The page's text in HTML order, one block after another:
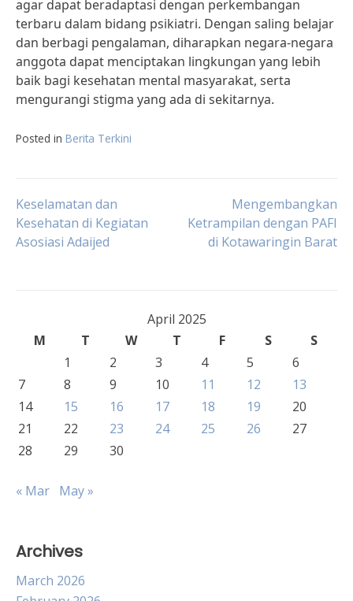
agar dapat beradaptasi dengan perkembangan
terbaru dalam bidang psikiatri. Dengan saling belajar
dan berbagi pengalaman, diharapkan negara-negara
anggota dapat menciptakan lingkungan yang lebih
baik bagi kesehatan mental masyarakat, serta
mengurangi stigma yang ada di sekitarnya.
Posted in Berita Terkini
Post
navigation
Keselamatan dan
Kesehatan di Kegiatan
Asosiasi Adaijed
Mengembangkan
Ketrampilan dengan PAFI
di Kotawaringin Barat
April 2025
M
T W T F S
S
1
2 3 4 5
6
7
8 9 10 11 12
13
14
15 16 17 18 19
20
21
22 23 24 25 26
27
28
29 30
« Mar May »
Archives
March 2026